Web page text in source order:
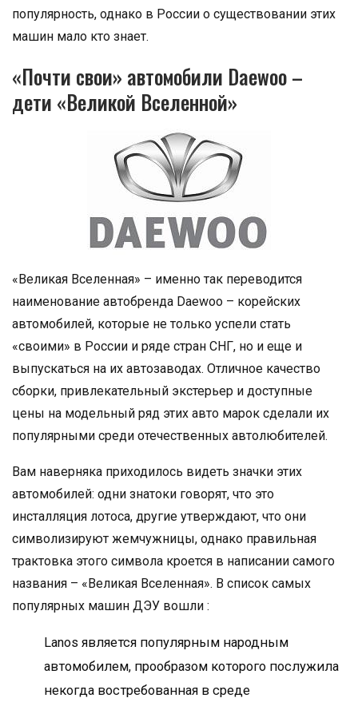
популярность, однако в России о существовании этих
машин мало кто знает.
«Почти свои» автомобили Daewoo –
дети «Великой Вселенной»
«Великая Вселенная» – именно так переводится
наименование автобренда Daewoo – корейских
автомобилей, которые не только успели стать
«своими» в России и ряде стран СНГ, но и еще и
выпускаться на их автозаводах. Отличное качество
сборки, привлекательный экстерьер и доступные
цены на модельный ряд этих авто марок сделали их
популярными среди отечественных автолюбителей.
Вам наверняка приходилось видеть значки этих
автомобилей: одни знатоки говорят, что это
инсталляция лотоса, другие утверждают, что они
символизируют жемчужницы, однако правильная
трактовка этого символа кроется в написании самого
названия – «Великая Вселенная». В список самых
популярных машин ДЭУ вошли :
Lanos является популярным народным
автомобилем, прообразом которого послужила
некогда востребованная в среде